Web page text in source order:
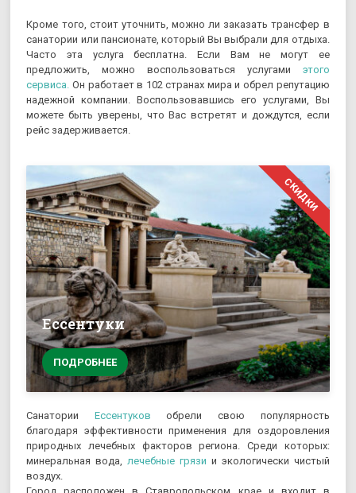
Кроме того, стоит уточнить, можно ли заказать трансфер в
санатории или пансионате, который Вы выбрали для отдыха.
Часто эта услуга бесплатна. Если Вам не могут ее
предложить, можно воспользоваться услугами этого
сервиса. Он работает в 102 странах мира и обрел репутацию
надежной компании. Воспользовавшись его услугами, Вы
можете быть уверены, что Вас встретят и дождутся, если
рейс задерживается.
СКИДКИ
Ессентуки
ПОДРОБНЕЕ
Санатории Ессентуков обрели свою популярность
благодаря эффективности применения для оздоровления
природных лечебных факторов региона. Среди которых:
минеральная вода,лечебные грязи и экологически чистый
воздух.